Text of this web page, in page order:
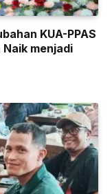
KUA-PPAS
menjadi